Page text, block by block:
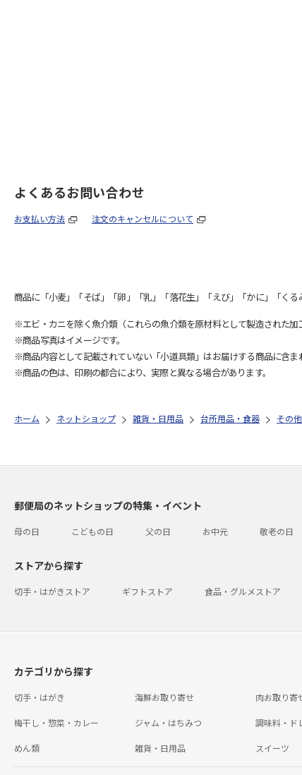
よくあるお問い合わせ
お支払い方法 注文のキャンセルについて
商品に「小麦」「そば」「卵」「乳」「落花生」「えび」「かに」「く
※エビ・カニを除く魚介類（これらの魚介類を原材料として製造された
※商品写真はイメージです。
※商品内容として記載されていない「小道具類」はお届けする商品に含ま
※商品の色は、印刷の都合により、実際と異なる場合があります。
ホーム ネットショップ 雑貨・日用品 台所用品・食器 その他
郵便局のネットショップの特集・イベント
母の日 こどもの日 父の日 お中元 敬老の日
ストアから探す
切手・はがきストア ギフトストア 食品・グルメストア
カテゴリから探す
切手・はがき 海鮮お取り寄せ 肉お取り寄
梅干し・惣菜・カレー ジャム・はちみつ 調味料・ド
めん類 雑貨・日用品 スイーツ